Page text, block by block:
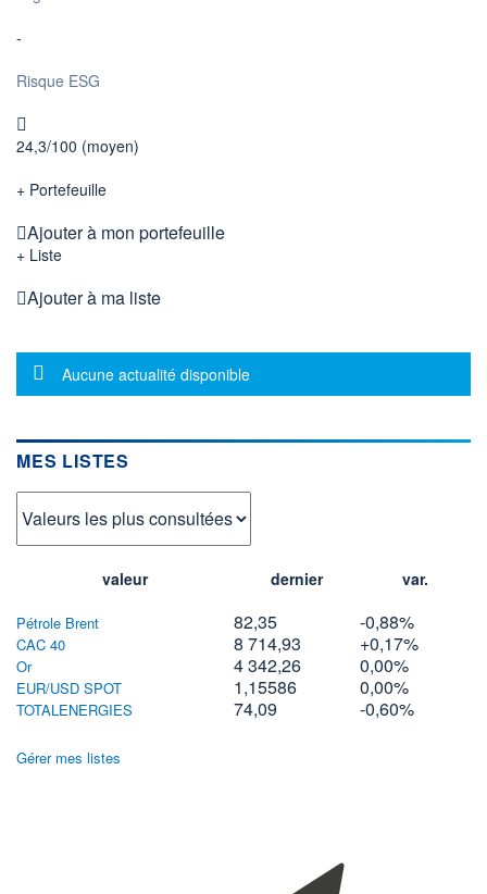
-
Risque ESG
24,3/100 (moyen)
+ Portefeuille
Ajouter à mon portefeuille
+ Liste
Ajouter à ma liste
Message d'information
Aucune actualité disponible
MES LISTES
valeur dernier var.
Pétrole Brent 82,35 -0,88%
CAC 40 8 714,93 +0,17%
Or 4 342,26 0,00%
EUR/USD SPOT 1,15586 0,00%
TOTALENERGIES 74,09 -0,60%
Gérer mes listes